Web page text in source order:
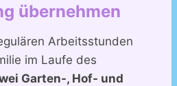
übernehmen
Arbeitsstunden
im Laufe des
Garten-, Hof- und